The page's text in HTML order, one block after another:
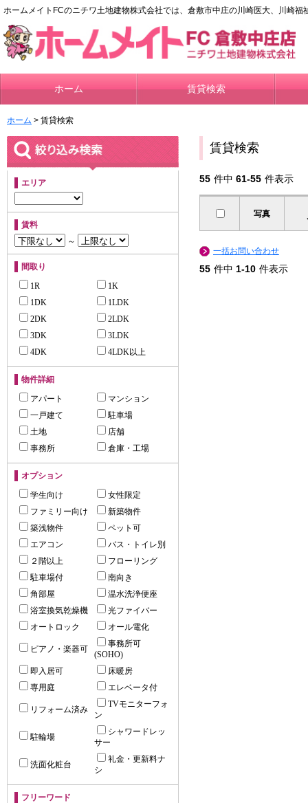
ホームメイトFCのニチワ土地建物株式会社では、倉敷市中庄の川崎医大、川崎
ホーム 賃貸検索
ホーム > 賃貸検索
エリア
賃料
～
間取り
1R
1K
1DK
1LDK
2DK
2LDK
3DK
3LDK
4DK
4LDK以上
物件詳細
アパート
マンション
一戸建て
駐車場
土地
店舗
事務所
倉庫・工場
オプション
学生向け
女性限定
ファミリー向け
新築物件
築浅物件
ペット可
エアコン
バス・トイレ別
２階以上
フローリング
駐車場付
南向き
角部屋
温水洗浄便座
浴室換気乾燥機
光ファイバー
オートロック
オール電化
ピアノ・楽器可
事務所可
(SOHO)
即入居可
床暖房
専用庭
エレベータ付
リフォーム済み
TVモニターフォ
ン
駐輪場
シャワードレッ
サー
洗面化粧台
礼金・更新料ナ
シ
フリーワード
賃貸検索
55 件中 61-55 件表示
写真
一括お問い合わせ
55 件中 1-10 件表示